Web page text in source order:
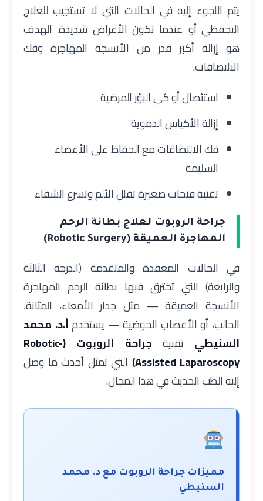
يتم اللجوء إليه في الحالات التي لا تستجيب للعلاج
التحفظي أو عندما تكون الأعراض شديدة. الهدف
هو إزالة أكبر قدر من الأنسجة المهاجرة وفك
الالتصاقات.
استئصال أو كي البؤر المرضية
إزالة الأكياس الدموية
فك الالتصاقات مع الحفاظ على الأعضاء
السليمة
تقنية فتحات صغيرة تقلل الألم وتسرع الشفاء
جراحة الروبوت لعلاج بطانة الرحم
المهاجرة العميقة (Robotic Surgery)
في الحالات المعقدة والمتقدمة (الدرجة الثالثة
والرابعة) التي تخترق فيها بطانة الرحم المهاجرة
الأنسجة العميقة — مثل جدار الأمعاء، المثانة،
الحالب، أو الأعصاب الحوضية — يستخدمأ.د. محمد
السنيطي تقنية
جراحة الروبوت (Robotic-
Assisted Laparoscopy) التي تمثل أحدث ما وصل
إليه الطب الحديث في هذا المجال.
مميزات جراحة الروبوت مع د. محمد
السنيطي